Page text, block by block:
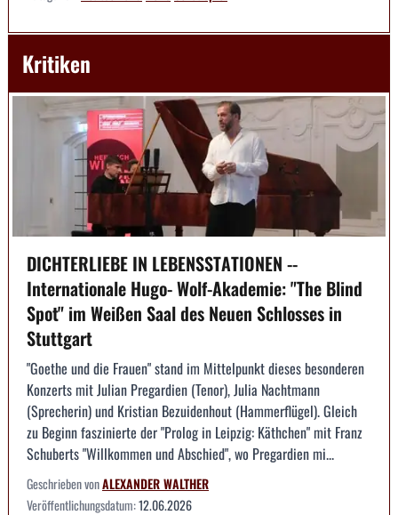
Kritiken
DICHTERLIEBE IN LEBENSSTATIONEN --
Internationale Hugo- Wolf-Akademie: "The Blind
Spot" im Weißen Saal des Neuen Schlosses in
Stuttgart
"Goethe und die Frauen" stand im Mittelpunkt dieses besonderen
Konzerts mit Julian Pregardien (Tenor), Julia Nachtmann
(Sprecherin) und Kristian Bezuidenhout (Hammerflügel). Gleich
zu Beginn faszinierte der "Prolog in Leipzig: Käthchen" mit Franz
Schuberts "Willkommen und Abschied", wo Pregardien mi...
Geschrieben vonALEXANDER WALTHER
Veröffentlichungsdatum:12.06.2026